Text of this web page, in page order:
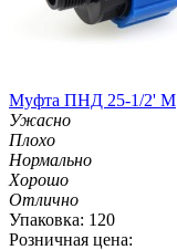
Муфта ПНД 25-1/2' M
Ужасно
Плохо
Нормально
Хорошо
Отлично
Упаковка: 120
Розничная цена: